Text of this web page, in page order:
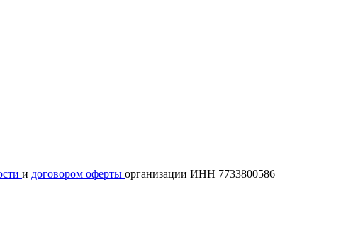
и договором оферты организации ИНН 7733800586